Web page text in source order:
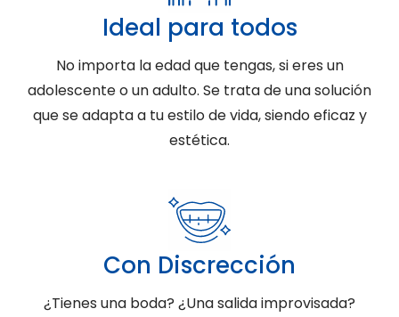
Ideal para todos
No importa la edad que tengas, si eres un
adolescente o un adulto. Se trata de una solución
que se adapta a tu estilo de vida, siendo eficaz y
estética.
Con Discrección
¿Tienes una boda? ¿Una salida improvisada?